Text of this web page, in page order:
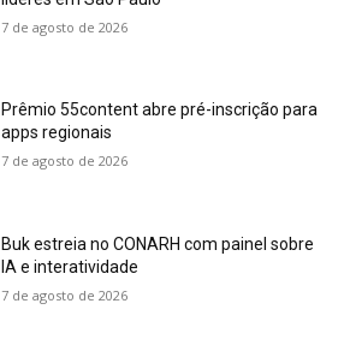
7 de agosto de 2026
Prêmio 55content abre pré-inscrição para
apps regionais
7 de agosto de 2026
Buk estreia no CONARH com painel sobre
IA e interatividade
7 de agosto de 2026